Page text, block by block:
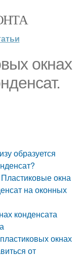
окнах
образуется
окна
на оконных
конденсата
окнах
от